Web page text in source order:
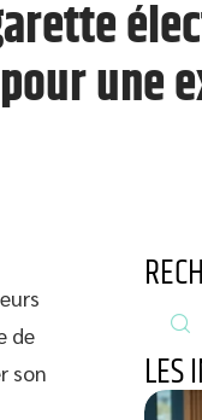
une
de
son
LES